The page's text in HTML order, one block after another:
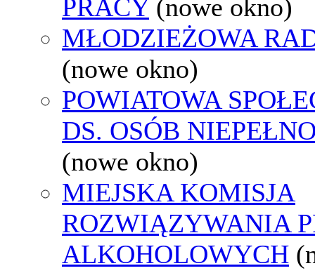
PRACY (nowe okno)
MŁODZIEŻOWA
(nowe okno)
POWIATOWA
DS. OSÓB
(nowe okno)
MIEJSKA KOMISJA
ROZWIĄZYWANIA
ALKOHOLOWYCH